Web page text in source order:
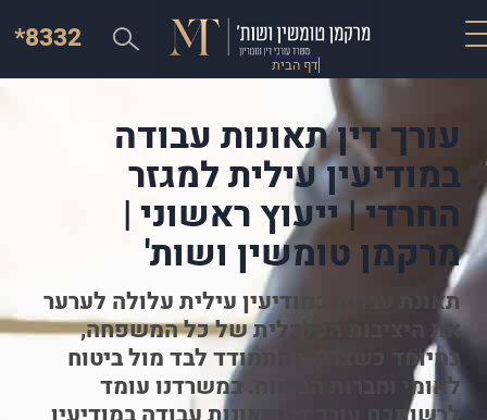
דף הבית
*8332
עורך דין תאונות עבודה
במודיעין עילית למגזר
החרדי | ייעוץ ראשוני |
מרקמן טומשין ושות'
תאונת עבודה במודיעין עילית עלולה לערער
את היציבות הכלכלית של כל המשפחה,
במיוחד כשצריך להתמודד לבד מול ביטוח
לאומי וחברות הביטוח. במשרדנו עומד